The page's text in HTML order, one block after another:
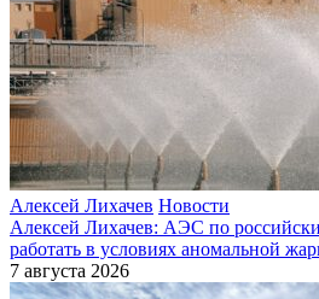
Алексей Лихачев Новости
Алексей Лихачев: АЭС по
работать в условиях аномальной
7 августа 2026